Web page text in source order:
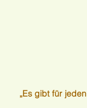
„Es gibt für